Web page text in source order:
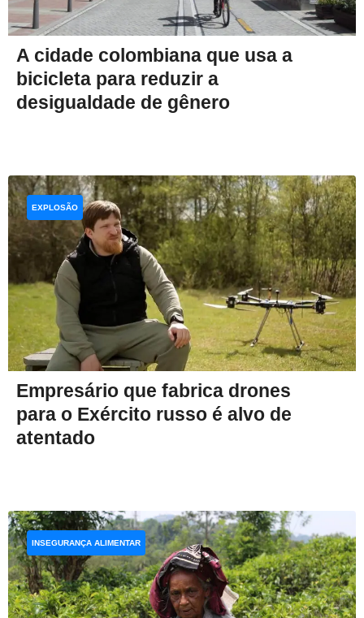
A cidade colombiana que usa a
bicicleta para reduzir a
desigualdade de gênero
Empresário que fabrica drones
para o Exército russo é alvo de
atentado
EXPLOSÃO
INSEGURANÇA ALIMENTAR